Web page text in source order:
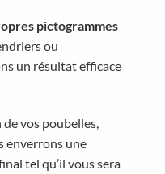
pictogrammes
ou
un résultat efficace
vos poubelles,
enverrons une
tel qu’il vous sera